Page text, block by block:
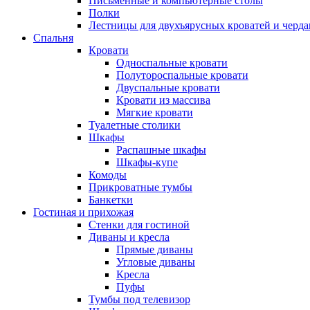
Полки
Лестницы для двухъярусных кроватей и
Спальня
Кровати
Односпальные кровати
Полутороспальные кровати
Двуспальные кровати
Кровати из массива
Мягкие кровати
Туалетные столики
Шкафы
Распашные шкафы
Шкафы-купе
Комоды
Прикроватные тумбы
Банкетки
Гостиная и прихожая
Стенки для гостиной
Диваны и кресла
Прямые диваны
Угловые диваны
Кресла
Пуфы
Тумбы под телевизор